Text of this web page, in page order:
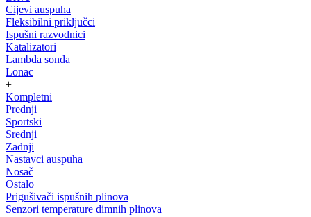
Cijevi auspuha
Fleksibilni priključci
Ispušni razvodnici
Katalizatori
Lambda sonda
Lonac
+
Kompletni
Prednji
Sportski
Srednji
Zadnji
Nastavci auspuha
Nosač
Ostalo
Prigušivači ispušnih plinova
Senzori temperature dimnih plinova